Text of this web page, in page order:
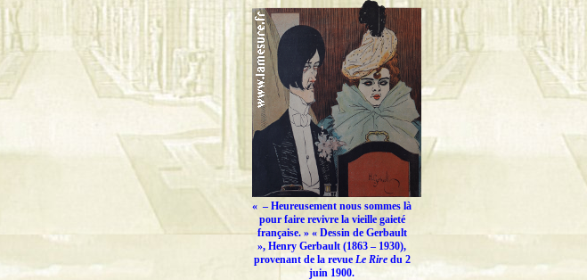
« – Heureusement nous sommes là
pour faire revivre la vieille gaieté
française.» « Dessin de Gerbault
», Henry Gerbault (1863 – 1930),
provenant de la revue Le Riredu 2
juin 1900.